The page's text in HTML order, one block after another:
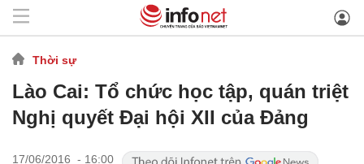
Thời sự
Lào Cai: Tổ chức học tập, quán triệt
Nghị quyết Đại hội XII của Đảng
17/06/2016 - 16:00